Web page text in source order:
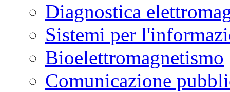
Diagnostica
Sistemi per
Bioelettromagnetismo
Comunicazione